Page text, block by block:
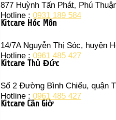
877 Huỳnh Tấn Phát, Phú
Hotline : 0931 189 584
Kitcare Hóc Môn
14/7A Nguyễn Thị Sóc, huyện
Hotline : 0961 485 427
Kitcare Thủ Đức
Số 2 Đường Bình Chiểu, quận
Hotline : 0961 485 427
Kitcare Cần Giờ